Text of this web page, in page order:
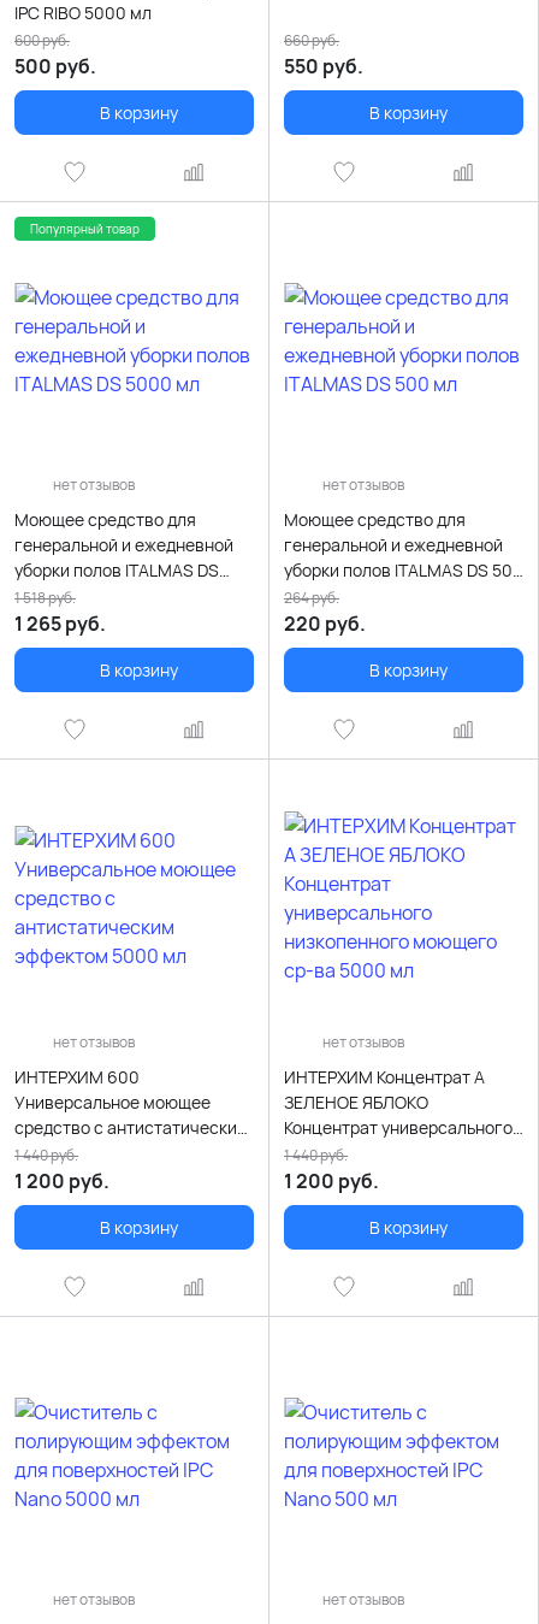
IPC RIBO 5000 мл
500 руб.
600руб.
В корзину
550 руб.
660руб.
В корзину
Популярный товар
нет отзывов
Моющее средство для
генеральной и ежедневной
уборки полов ITALMAS DS
5000 мл
1 265руб.
1 518руб.
В корзину
нет отзывов
Моющее средство для
генеральной и ежедневной
уборки полов ITALMAS DS 500
мл
220 руб.
264руб.
В корзину
нет отзывов
ИНТЕРХИМ 600
Универсальное моющее
средство с антистатическим
эффектом 5000 мл
1 200 руб.
1 440руб.
В корзину
нет отзывов
ИНТЕРХИМ Концентрат A
ЗЕЛЕНОЕ ЯБЛОКО
Концентрат универсального
низкопенного моющего ср-
ва 5000 мл
1 200 руб.
1 440руб.
В корзину
нет отзывов нет отзывов